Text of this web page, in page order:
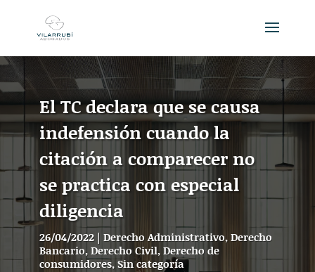
El TC declara que se causa
indefensión cuando la
citación a comparecer no
se practica con especial
diligencia
26/04/2022 | Derecho Administrativo,Derecho
Bancario,Derecho Civil,Derecho de
consumidores,Sin categoría